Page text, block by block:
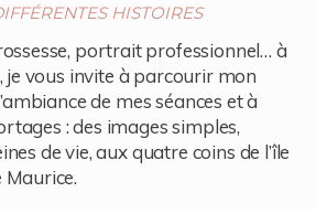
HISTOIRES
portrait professionnel… à
je vous invite à parcourir mon
de mes séances et à
: des images simples,
de vie, aux quatre coins de l’île
Maurice.